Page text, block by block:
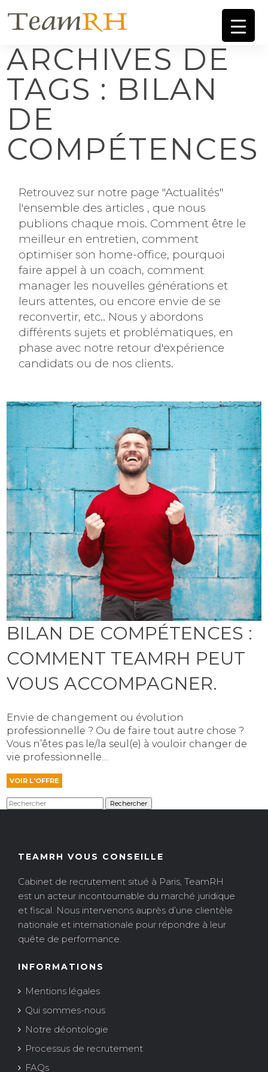
ARCHIVES DE
TAGS : BILAN
DE
COMPÉTENCES
Retrouvez sur notre page "Actualités"
l'ensemble des articles , que nous
publions chaque mois. Comment être le
meilleur en entretien, comment
optimiser son home-office, pourquoi
faire appel à un coach, comment
manager les nouvelles générations et
leurs attentes, ou encore envie de se
reconvertir, etc.. Nous y abordons
différents sujets et problématiques, en
phase avec notre retour d'expérience
candidats ou de nos clients.
BILAN DE COMPÉTENCES :
COMMENT TEAMRH PEUT
VOUS ACCOMPAGNER.
Envie de changement ou évolution
professionnelle ? Ou de faire tout autre chose ?
Vous n’êtes pas le/la seul(e) à vouloir changer de
vie professionnelle....
VOIR L'OFFRE
Rechercher
TEAMRH VOUS CONSEILLE
Cabinet de recrutement situé à Paris, TeamRH
est un acteur incontournable du marché juridique
et fiscal. Nous intervenons auprès d’une clientèle
nationale et internationale pour répondre à leur
quête de performance.
INFORMATIONS
Mentions légales
Qui sommes-nous
Notre déontologie
Processus de recrutement
FAQs